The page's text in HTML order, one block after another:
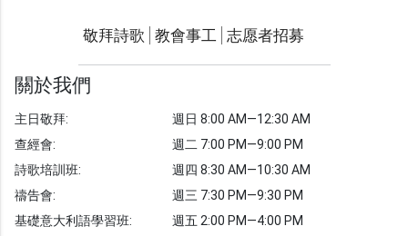
光明週刊 學習聖經
聖經故事
敬拜詩歌 圖庫
聖經金句
敬拜詩歌 教會事工 志愿者招募
關於我們
主日敬拜:
查經會:
詩歌培訓班:
禱告會:
基礎意大利語學習班:
週日 8:00 AM—12:30 AM
週二 7:00 PM—9:00 PM
週四 8:30 AM—10:30 AM
週三 7:30 PM—9:30 PM
週五 2:00 PM—4:00 PM